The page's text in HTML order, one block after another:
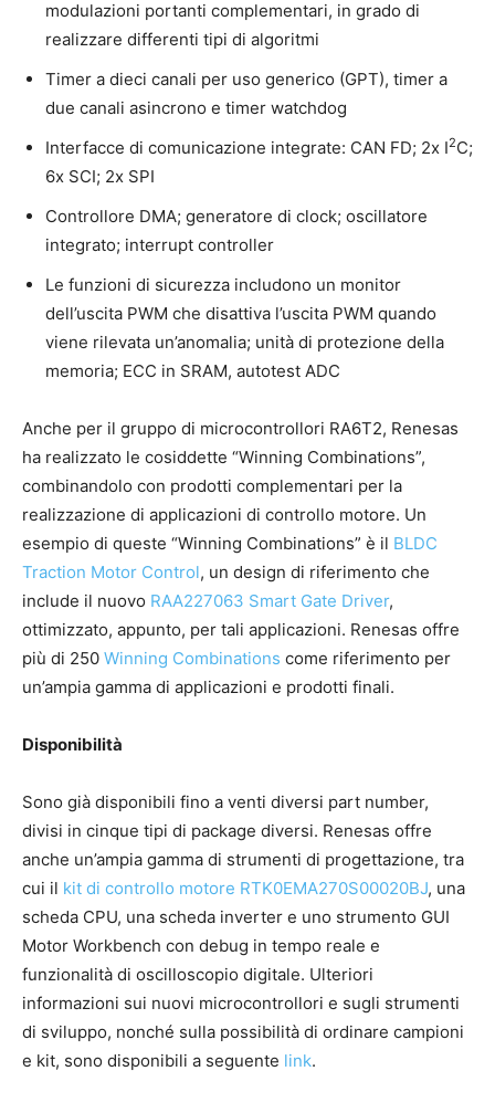
modulazioni portanti complementari, in grado di
realizzare differenti tipi di algoritmi
Timer a dieci canali per uso generico (GPT), timer a
due canali asincrono e timer watchdog
Interfacce di comunicazione integrate: CAN FD; 2x I2C;
6x SCI; 2x SPI
Controllore DMA; generatore di clock; oscillatore
integrato; interrupt controller
Le funzioni di sicurezza includono un monitor
dell’uscita PWM che disattiva l’uscita PWM quando
viene rilevata un’anomalia; unità di protezione della
memoria; ECC in SRAM, autotest ADC
Anche per il gruppo di microcontrollori RA6T2, Renesas
ha realizzato le cosiddette “Winning Combinations”,
combinandolo con prodotti complementari per la
realizzazione di applicazioni di controllo motore. Un
esempio di queste “Winning Combinations” è il BLDC
Traction Motor Control, un design di riferimento che
include il nuovo RAA227063 Smart Gate Driver,
ottimizzato, appunto, per tali applicazioni. Renesas offre
più di 250 Winning Combinations come riferimento per
un’ampia gamma di applicazioni e prodotti finali.
Disponibilità
Sono già disponibili fino a venti diversi part number,
divisi in cinque tipi di package diversi. Renesas offre
anche un’ampia gamma di strumenti di progettazione, tra
cui il kit di controllo motore RTK0EMA270S00020BJ, una
scheda CPU, una scheda inverter e uno strumento GUI
Motor Workbench con debug in tempo reale e
funzionalità di oscilloscopio digitale. Ulteriori
informazioni sui nuovi microcontrollori e sugli strumenti
di sviluppo, nonché sulla possibilità di ordinare campioni
e kit, sono disponibili a seguente link.